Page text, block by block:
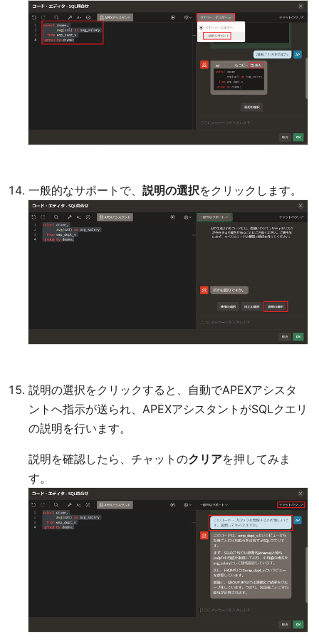
一般的なサポートで、 説明の選択をクリックします。
説明の選択をクリックすると、自動でAPEXアシスタ
ントへ指示が送られ、APEXアシスタントがSQLクエリ
の説明を行います。
説明を確認したら、チャットのクリアを押してみま
す。